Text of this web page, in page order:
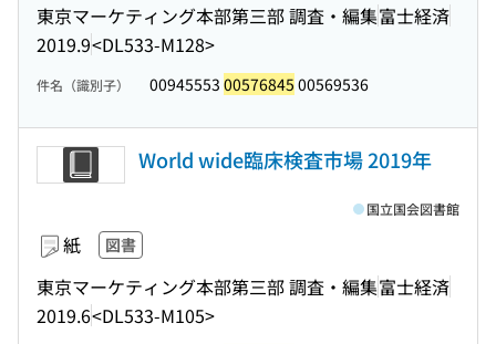
東京マーケティング本部第三部 調査・編集富士経済
2019.9<DL533-M128>
件名（識別子） 00945553 00576845 00569536
World wide臨床検査市場 2019年
紙 図書
東京マーケティング本部第三部 調査・編集富士経済
2019.6<DL533-M105>
国立国会図書館